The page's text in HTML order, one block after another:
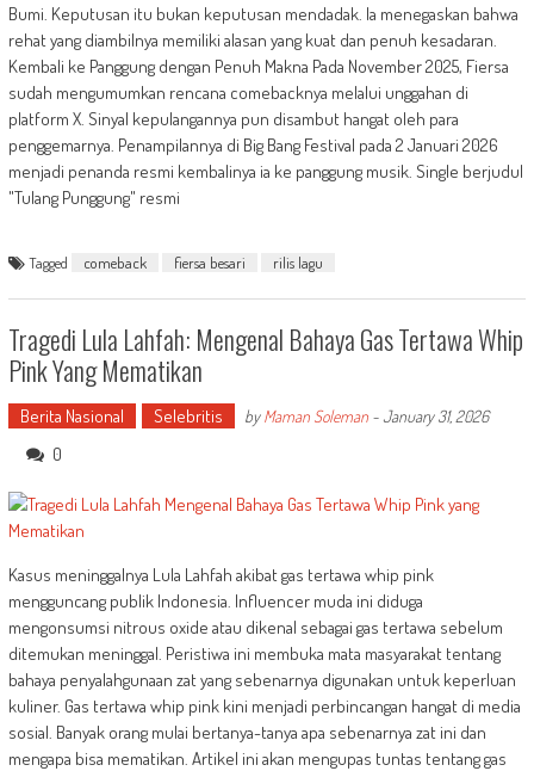
Bumi. Keputusan itu bukan keputusan mendadak. Ia menegaskan bahwa
rehat yang diambilnya memiliki alasan yang kuat dan penuh kesadaran.
Kembali ke Panggung dengan Penuh Makna Pada November 2025, Fiersa
sudah mengumumkan rencana comebacknya melalui unggahan di
platform X. Sinyal kepulangannya pun disambut hangat oleh para
penggemarnya. Penampilannya di Big Bang Festival pada 2 Januari 2026
menjadi penanda resmi kembalinya ia ke panggung musik. Single berjudul
"Tulang Punggung" resmi
Tagged comeback fiersa besari rilis lagu
Tragedi Lula Lahfah: Mengenal Bahaya Gas Tertawa Whip
Pink Yang Mematikan
Berita Nasional Selebritis byMaman Soleman-January 31, 2026
0
Kasus meninggalnya Lula Lahfah akibat gas tertawa whip pink
mengguncang publik Indonesia. Influencer muda ini diduga
mengonsumsi nitrous oxide atau dikenal sebagai gas tertawa sebelum
ditemukan meninggal. Peristiwa ini membuka mata masyarakat tentang
bahaya penyalahgunaan zat yang sebenarnya digunakan untuk keperluan
kuliner. Gas tertawa whip pink kini menjadi perbincangan hangat di media
sosial. Banyak orang mulai bertanya-tanya apa sebenarnya zat ini dan
mengapa bisa mematikan. Artikel ini akan mengupas tuntas tentang gas